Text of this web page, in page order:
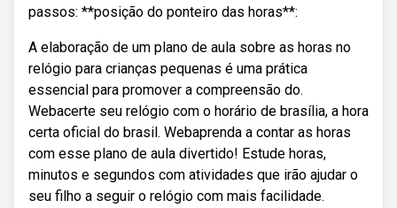
passos: **posição do ponteiro das horas**:
A elaboração de um plano de aula sobre as horas no
relógio para crianças pequenas é uma prática
essencial para promover a compreensão do.
Webacerte seu relógio com o horário de brasília, a hora
certa oficial do brasil. Webaprenda a contar as horas
com esse plano de aula divertido! Estude horas,
minutos e segundos com atividades que irão ajudar o
seu filho a seguir o relógio com mais facilidade.